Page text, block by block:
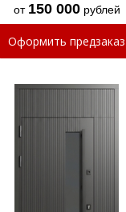
от 150 000рублей
Оформить предзаказ